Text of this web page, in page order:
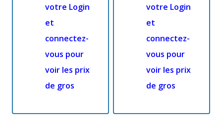
votre Login
et
connectez-
vous pour
voir les prix
de gros
votre Login
et
connectez-
vous pour
voir les prix
de gros